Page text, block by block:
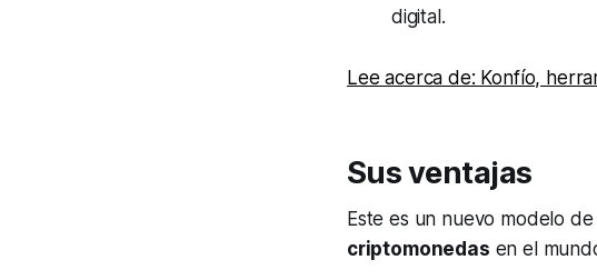
digital.
Lee acerca de: Konfío,
Sus ventajas
Este es un nuevo modelo
criptomonedas en el